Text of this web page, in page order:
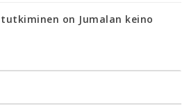
on Jumalan keino